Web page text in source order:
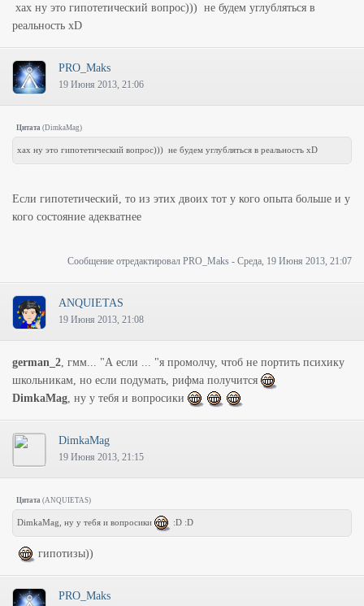
хах ну это гипотетический вопрос))) не будем углубляться в
реальность хD
PRO_Maks
19 Июня 2013, 21:06
Цитата (DimkaMag)
хах ну это гипотетический вопрос))) не будем углубляться в реальность хD
Если гипотетический, то из этих двоих тот у кого опыта больше и у
кого состояние адекватнее
Сообщение отредактировал PRO_Maks - Среда, 19 Июня 2013, 21:07
ANQUIETAS
19 Июня 2013, 21:08
german_2, гмм... "А если ... "я промолчу, чтоб не портить психику
школьникам, но если подумать, рифма получится
DimkaMag, ну у тебя и вопросики
DimkaMag
19 Июня 2013, 21:15
Цитата (ANQUIETAS)
DimkaMag, ну у тебя и вопросики :D :D
гипотизы))
PRO_Maks